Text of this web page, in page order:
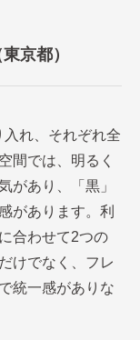
京都）
れ、それぞれ全
間では、明るく
があり、「黒」
があります。利
合わせて2つの
けでなく、フレ
統一感がありな